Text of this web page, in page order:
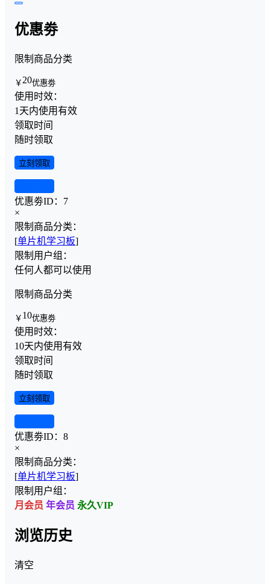
优惠劵
限制商品分类
￥ 20优惠劵
使用时效：
1天内使用有效
领取时间
随时领取
立刻领取
优惠劵ID： 7
×
限制商品分类：
[单片机学习板]
限制用户组：
任何人都可以使用
限制商品分类
￥ 10优惠劵
使用时效：
10天内使用有效
领取时间
随时领取
立刻领取
优惠劵ID： 8
×
限制商品分类：
[单片机学习板]
限制用户组：
月会员 年会员 永久VIP
浏览历史
清空